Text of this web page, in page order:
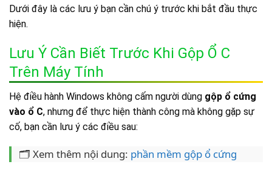
Dưới đây là các lưu ý bạn cần chú ý trước khi bắt đầu thực
hiện.
Lưu Ý Cần Biết Trước Khi Gộp Ổ C
Trên Máy Tính
Hệ điều hành Windows không cấm người dùng gộp ổ cứng
vào ổ C, nhưng để thực hiện thành công mà không gặp sự
cố, bạn cần lưu ý các điều sau:
🗂️ Xem thêm nội dung: phần mềm gộp ổ cứng